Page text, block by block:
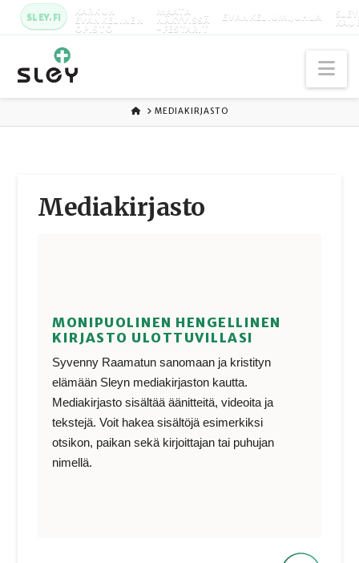
SLEY.FI KARKUN
EVANKELINEN
OPISTO
MAATA
NÄKYVISSÄ
-FESTARIT
EVANKELIUMIJUHLA
ETUSIVU
MEDIAKIRJASTO
Media­kirjasto
MONIPUOLINEN HENGELLINEN
KIRJASTO ULOTTUVILLASI
Syvenny Raamatun sanomaan ja kristityn
elämään Sleyn mediakirjaston kautta.
Mediakirjasto sisältää äänitteitä, videoita ja
tekstejä. Voit hakea sisältöjä esimerkiksi
otsikon, paikan sekä kirjoittajan tai puhujan
nimellä.